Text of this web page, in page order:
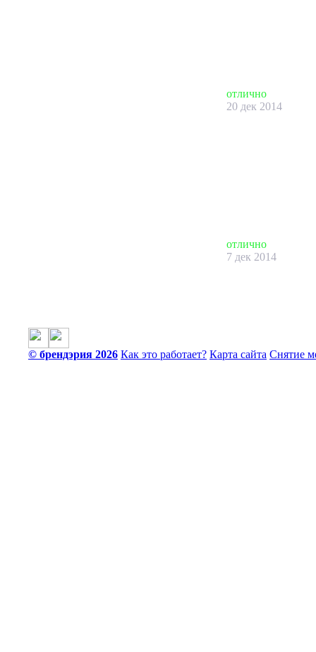
отлично
20 дек 2014
отлично
7 дек 2014
© брендэрия 2026 Как это работает? Карта сайта Снятие